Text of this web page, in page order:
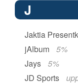
J
Jaktia
jAlbum
5%
Jays
5%
JD Sports